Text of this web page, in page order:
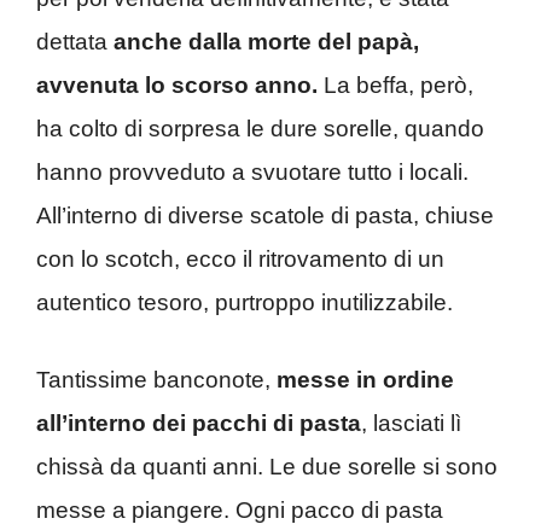
dettata anche dalla morte del papà,
avvenuta lo scorso anno. La beffa, però,
ha colto di sorpresa le dure sorelle, quando
hanno provveduto a svuotare tutto i locali.
All’interno di diverse scatole di pasta, chiuse
con lo scotch, ecco il ritrovamento di un
autentico tesoro, purtroppo inutilizzabile.
Tantissime banconote, messe in ordine
all’interno dei pacchi di pasta, lasciati lì
chissà da quanti anni. Le due sorelle si sono
messe a piangere. Ogni pacco di pasta